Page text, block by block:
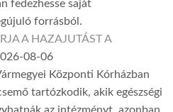
fedezhesse saját
forrásból.
A HAZAJUTÁST A
08-06
Központi Kórházban
tartózkodik, akik egészségi